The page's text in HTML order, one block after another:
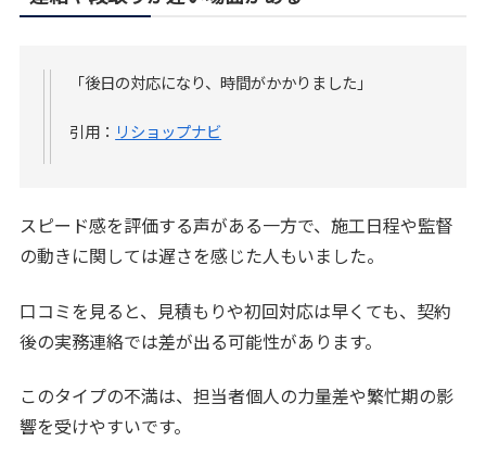
「後日の対応になり、時間がかかりました」
引用： リショップナビ
スピード感を評価する声がある一方で、施工日程や監督
の動きに関しては遅さを感じた人もいました。
口コミを見ると、見積もりや初回対応は早くても、契約
後の実務連絡では差が出る可能性があります。
このタイプの不満は、担当者個人の力量差や繁忙期の影
響を受けやすいです。